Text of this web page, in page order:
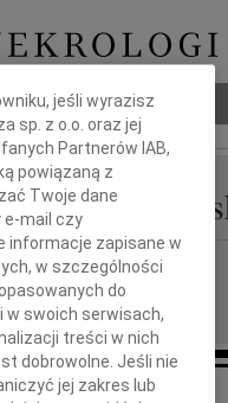
-
jeśli wyrazisz
sp. z o.o. oraz jej
Partnerów IAB,
powiązaną z
Twoje dane
e-mail czy
informacje zapisane w
w szczególności
do
swoich serwisach,
treści w nich
dobrowolne. Jeśli nie
jej zakres lub